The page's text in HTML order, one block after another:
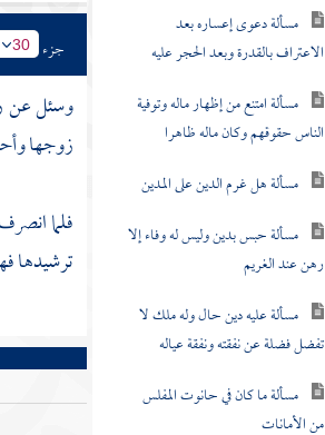
مسألة امتنع من إظهار ماله وتوفية
الناس حقوقهم وكان ماله ظاهرا
مسألة هل غرم الدين على المدين
مسألة حبس بدين وليس له وفاء إلا
رهن عند الغريم
مسألة عليه دين حال وله ملك لا
تفضل فضلة عن نفقته ونفقة عياله
مسألة ما كان في حانوت المفلس
من الأمانات
مسألة عليه دين وغير قادر على
الوفاء وله والد يريد أن يأخذه معه للحج
جزء 30
وسئل عن
زوجها
فلما
ترشيدها